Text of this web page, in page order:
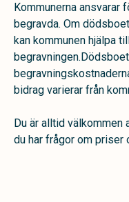
Kommunerna ansvarar
begravda. Om
kan kommunen hjälpa
bidrag varierar från
Du är alltid
du har frågor om priser